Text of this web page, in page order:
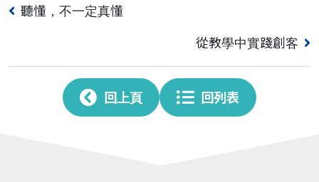
聽懂，不一定真懂
從教學中實踐創客
回上頁 回列表